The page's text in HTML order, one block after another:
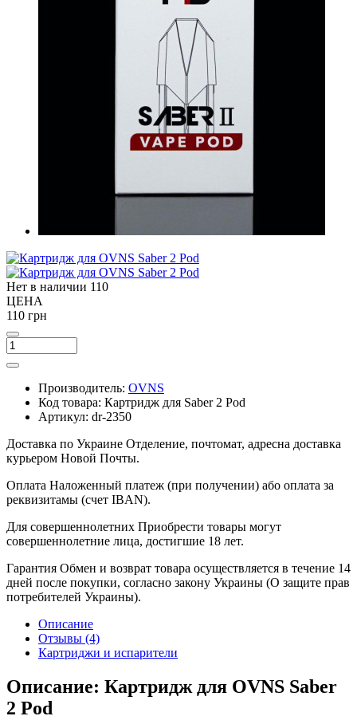
Нет в наличии 110
ЦЕНА
110 грн
Производитель: OVNS
Код товара: Картридж для Saber 2 Pod
Артикул: dr-2350
Доставка по Украине Отделение, почтомат, адресна доставка
курьером Новой Почты.
Оплата Наложенный платеж (при получении) або оплата за
реквизитамы (счет IBAN).
Для совершеннолетних Приобрести товары могут
совершеннолетние лица, достигшие 18 лет.
Гарантия Обмен и возврат товара осуществляется в течение 14
дней после покупки, согласно закону Украины (О защите прав
потребителей Украины).
Описание
Отзывы (4)
Картриджи и испарители
Описание: Картридж для OVNS Saber
2 Pod